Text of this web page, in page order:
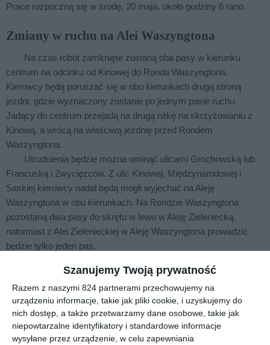
Szanujemy Twoją prywatność
Razem z naszymi 824 partnerami przechowujemy na
urządzeniu informacje, takie jak pliki cookie, i uzyskujemy do
nich dostęp, a także przetwarzamy dane osobowe, takie jak
niepowtarzalne identyfikatory i standardowe informacje
wysyłane przez urządzenie, w celu zapewniania
Prace rozpoczną się w środę, 20 maja, około godziny 6 rano.
Zmiany w ruchu na Alei Waszyngtona
Na czas robót zamknięte zostaną oba pasy w kierunku
centrum na odcinku od Kinowej do Ronda Waszyngtona.
Kierowcy będą poruszać się w obu kierunkach drugą stroną
jezdni, gdzie wyznaczony zostanie po jednym pasie ruchu.
Jadący do centrum przejadą na drugą nitkę na skrzyżowaniu z
Kinową, a wrócą na właściwą jezdnię przed Rondem
Waszyngtona.
Utrudnienia będzie można ominąć ulicami Grochowską lub
Francuską i Zwycięzców. Z ulic Kinowej, Międzynarodowej i
Saskiej kierowcy nadal będą mogli wyjechać na Aleję
Waszyngtona w obu kierunkach. Na Rondzie Waszyngtona
pozostaną dwa pasy do skrętu w lewo w Aleję Zieleniecką,
natomiast z Alei Zielenieckiej w Aleję Waszyngtona prowadzić
będzie tylko jeden pas.
Wstąp do księgarni